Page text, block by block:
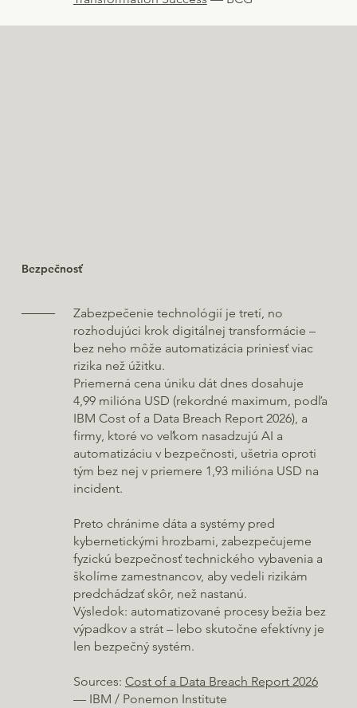
Bezpečnosť
Zabezpečenie technológií je tretí, no
rozhodujúci krok digitálnej transformácie –
bez neho môže automatizácia priniesť viac
rizika než úžitku.
Priemerná cena úniku dát dnes dosahuje
4,99 milióna USD (rekordné maximum, podľa
IBM Cost of a Data Breach Report 2026), a
firmy, ktoré vo veľkom nasadzujú AI a
automatizáciu v bezpečnosti, ušetria oproti
tým bez nej v priemere 1,93 milióna USD na
incident.
Preto chránime dáta a systémy pred
kybernetickými hrozbami, zabezpečujeme
fyzickú bezpečnosť technického vybavenia a
školíme zamestnancov, aby vedeli rizikám
predchádzať skôr, než nastanú.
Výsledok: automatizované procesy bežia bez
výpadkov a strát – lebo skutočne efektívny je
len bezpečný systém.
Sources: Cost of a Data Breach Report 2026
— IBM / Ponemon Institute